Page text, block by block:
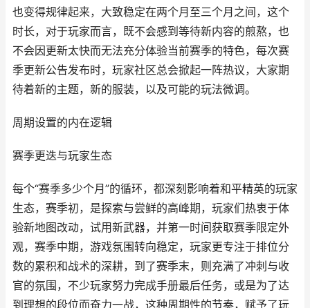
也变得规律起来，大致稳定在两个月至三个月之间，这个
时长，对于玩家而言，既不会感到等待新内容的煎熬，也
不会因更新太快而无法充分体验当前赛季的特色，每次赛
季更新公告发布时，玩家社区总会掀起一阵热议，大家期
待着新的主题，新的服装，以及可能的玩法微调。
周期设置的内在逻辑
赛季更迭与玩家生态
每个“赛季多少个月”的循环，都深刻影响着和平精英的玩家
生态，赛季初，是探索与尝鲜的高峰期，玩家们热衷于体
验新地图改动，试用新武器，并第一时间获取赛季限定外
观，赛季中期，游戏氛围转向稳定，玩家更专注于排位分
数的累积和战术的深耕，到了赛季末，则充满了冲刺与收
官的氛围，不少玩家努力完成手册最后任务，或是为了达
到理想的段位而奋力一战，这种周期性的节奏，赋予了玩